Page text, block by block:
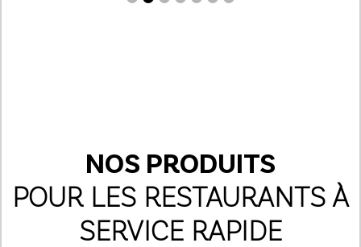
NOS PRODUITS
POUR LES RESTAURANTS À
SERVICE RAPIDE